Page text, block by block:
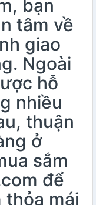
bạn
tâm về
giao
Ngoài
hỗ
nhiều
thuận
ở
sắm
để
thỏa mái